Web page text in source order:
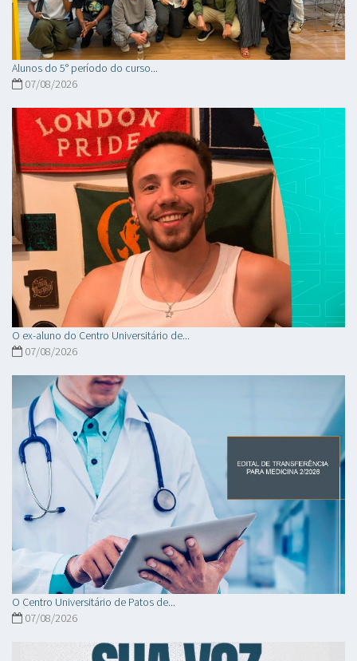
Alunos do 5° período do curso...
07/08/2026
O ex-aluno do Centro Universitário de...
07/08/2026
O Centro Universitário de Patos de...
07/08/2026